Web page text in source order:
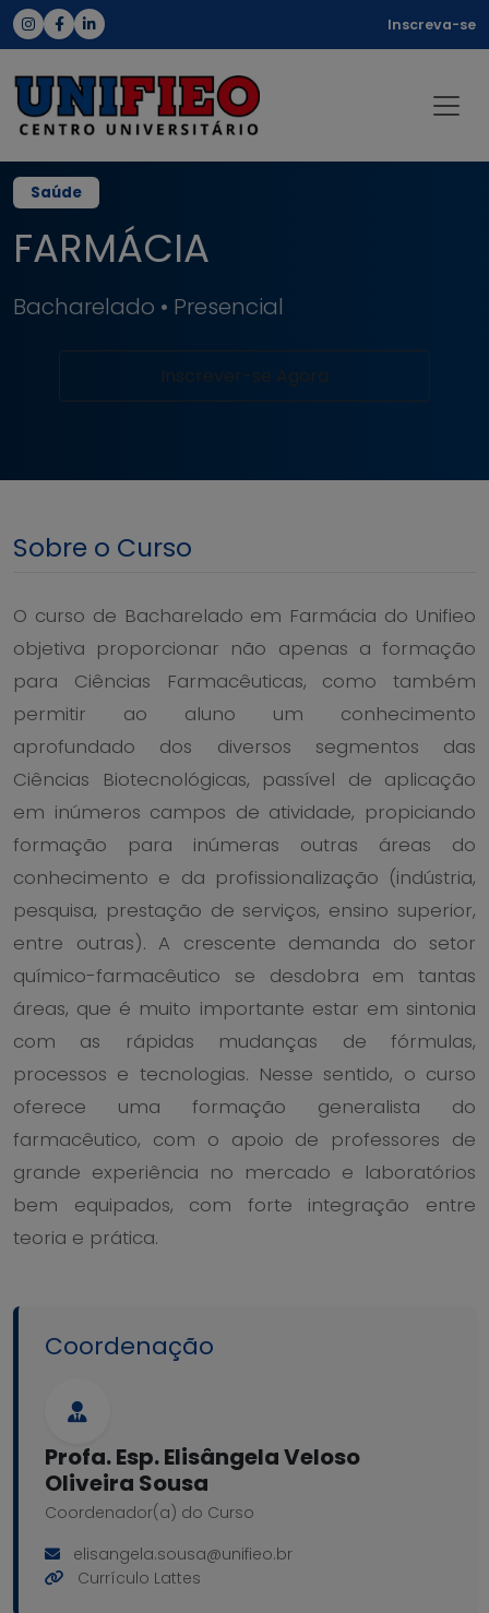
Inscreva-se
Saúde
FARMÁCIA
Bacharelado • Presencial
Inscrever-se Agora
Sobre o Curso
O curso de Bacharelado em Farmácia do Unifieo
objetiva proporcionar não apenas a formação
para Ciências Farmacêuticas, como também
permitir ao aluno um conhecimento
aprofundado dos diversos segmentos das
Ciências Biotecnológicas, passível de aplicação
em inúmeros campos de atividade, propiciando
formação para inúmeras outras áreas do
conhecimento e da profissionalização (indústria,
pesquisa, prestação de serviços, ensino superior,
entre outras). A crescente demanda do setor
químico-farmacêutico se desdobra em tantas
áreas, que é muito importante estar em sintonia
com as rápidas mudanças de fórmulas,
processos e tecnologias. Nesse sentido, o curso
oferece uma formação generalista do
farmacêutico, com o apoio de professores de
grande experiência no mercado e laboratórios
bem equipados, com forte integração entre
teoria e prática.
Coordenação
Profa. Esp. Elisângela Veloso
Oliveira Sousa
Coordenador(a) do Curso
elisangela.sousa@unifieo.br
Currículo Lattes